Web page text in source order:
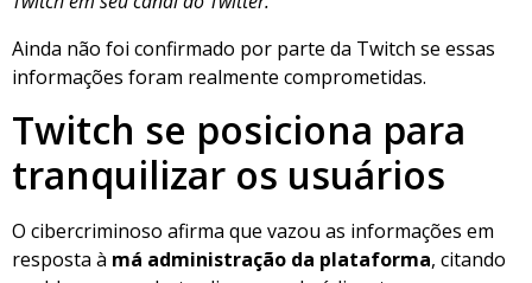
Ainda não foi confirmado por parte da Twitch se essas
informações foram realmente comprometidas.
Twitch se posiciona para
tranquilizar os usuários
O cibercriminoso afirma que vazou as informações em
resposta à má administração da plataforma, citando